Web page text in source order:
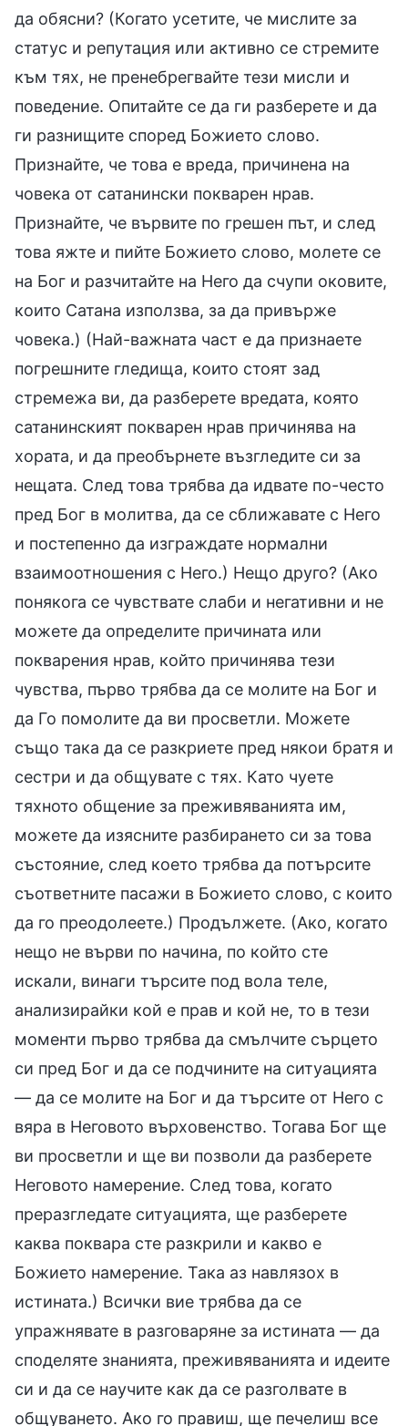
да обясни? (Когато усетите, че мислите за
статус и репутация или активно се стремите
към тях, не пренебрегвайте тези мисли и
поведение. Опитайте се да ги разберете и да
ги разнищите според Божието слово.
Признайте, че това е вреда, причинена на
човека от сатанински покварен нрав.
Признайте, че вървите по грешен път, и след
това яжте и пийте Божието слово, молете се
на Бог и разчитайте на Него да счупи оковите,
които Сатана използва, за да привърже
човека.) (Най-важната част е да признаете
погрешните гледища, които стоят зад
стремежа ви, да разберете вредата, която
сатанинският покварен нрав причинява на
хората, и да преобърнете възгледите си за
нещата. След това трябва да идвате по-често
пред Бог в молитва, да се сближавате с Него
и постепенно да изграждате нормални
взаимоотношения с Него.) Нещо друго? (Ако
понякога се чувствате слаби и негативни и не
можете да определите причината или
покварения нрав, който причинява тези
чувства, първо трябва да се молите на Бог и
да Го помолите да ви просветли. Можете
също така да се разкриете пред някои братя и
сестри и да общувате с тях. Като чуете
тяхното общение за преживяванията им,
можете да изясните разбирането си за това
състояние, след което трябва да потърсите
съответните пасажи в Божието слово, с които
да го преодолеете.) Продължете. (Ако, когато
нещо не върви по начина, по който сте
искали, винаги търсите под вола теле,
анализирайки кой е прав и кой не, то в тези
моменти първо трябва да смълчите сърцето
си пред Бог и да се подчините на ситуацията
— да се молите на Бог и да търсите от Него с
вяра в Неговото върховенство. Тогава Бог ще
ви просветли и ще ви позволи да разберете
Неговото намерение. След това, когато
преразгледате ситуацията, ще разберете
каква поквара сте разкрили и какво е
Божието намерение. Така аз навлязох в
истината.) Всички вие трябва да се
упражнявате в разговаряне за истината — да
споделяте знанията, преживяванията и идеите
си и да се научите как да се разголвате в
общуването. Ако го правиш, ще печелиш все